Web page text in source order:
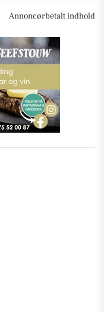
Annoncørbetalt indhold